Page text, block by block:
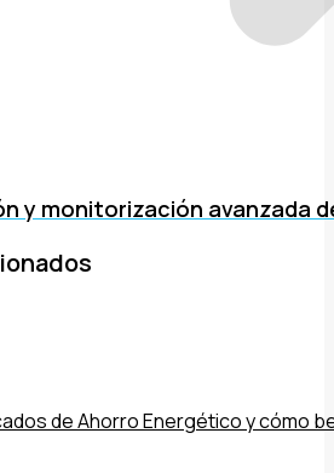
y monitorización avanzada
de Ahorro Energético y cómo